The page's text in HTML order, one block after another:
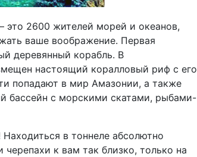
это 2600 жителей морей и океанов,
ваше воображение. Первая
деревянный корабль. В
настоящий коралловый риф с его
попадают в мир Амазонии, а также
бассейн с морскими скатами, рыбами-
в тоннеле абсолютно
черепахи к вам так близко, только на